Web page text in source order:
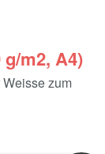
g/m2, A4)
zum